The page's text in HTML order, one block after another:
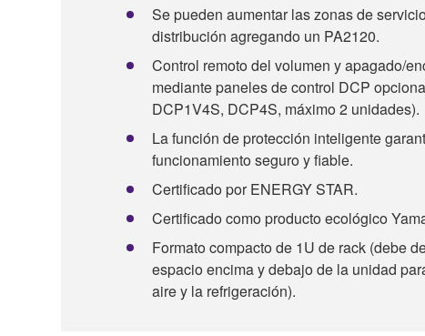
Se pueden aumentar las zonas de
distribución agregando un PA2120.
Control remoto del volumen y apagado/
mediante paneles de control DCP
DCP1V4S, DCP4S, máximo 2 unidades).
La función de protección inteligente
funcionamiento seguro y fiable.
Certificado por ENERGY STAR.
Certificado como producto ecológico
Formato compacto de 1U de rack (debe
espacio encima y debajo de la unidad
aire y la refrigeración).